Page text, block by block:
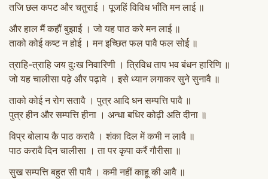
तजि छल कपट और चतुराई । पूजहिं विविध भाँति मन लाई ॥
और हाल मैं कहौं बुझाई । जो यह पाठ करे मन लाई ॥
ताको कोई कष्ट न होई । मन इच्छित फल पावै फल सोई ॥
त्राहि-त्राहि जय दुःख निवारिणी । त्रिविध ताप भव बंधन हारिणि ॥
जो यह चालीसा पढ़े और पढ़ावे । इसे ध्यान लगाकर सुने सुनावै ॥
ताको कोई न रोग सतावै । पुत्र आदि धन सम्पत्ति पावै ॥
पुत्र हीन और सम्पत्ति हीना । अन्धा बधिर कोढ़ी अति दीना ॥
विप्र बोलाय कै पाठ करावै । शंका दिल में कभी न लावै ॥
पाठ करावै दिन चालीसा । ता पर कृपा करैं गौरीसा ॥
सुख सम्पत्ति बहुत सी पावै । कमी नहीं काहू की आवै ॥